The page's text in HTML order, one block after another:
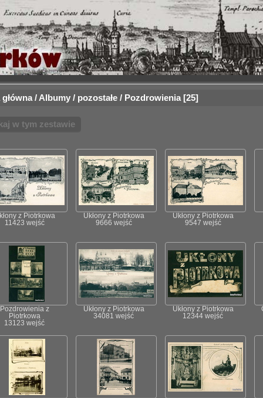
/ Albumy/ pozostałe/ Pozdrowienia 25
w tym zestawie
z Piotrkowa
11423 wejść
Ukłony z Piotrkowa
9666 wejść
Ukłony z Piotrkowa
9547 wejść
Pozdrowienia z
Piotrkowa
13123 wejść
Ukłony z Piotrkowa
34081 wejść
Ukłony z Piotrkowa
12344 wejść